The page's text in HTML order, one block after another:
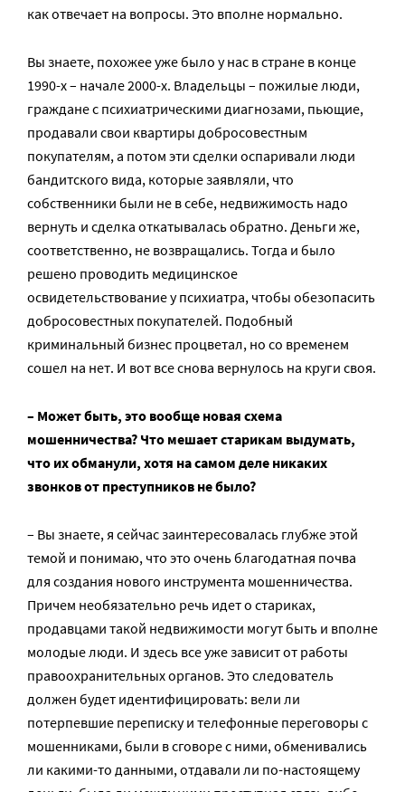
как отвечает на вопросы. Это вполне нормально.
Вы знаете, похожее уже было у нас в стране в конце
1990-х – начале 2000-х. Владельцы – пожилые люди,
граждане с психиатрическими диагнозами, пьющие,
продавали свои квартиры добросовестным
покупателям, а потом эти сделки оспаривали люди
бандитского вида, которые заявляли, что
собственники были не в себе, недвижимость надо
вернуть и сделка откатывалась обратно. Деньги же,
соответственно, не возвращались. Тогда и было
решено проводить медицинское
освидетельствование у психиатра, чтобы обезопасить
добросовестных покупателей. Подобный
криминальный бизнес процветал, но со временем
сошел на нет. И вот все снова вернулось на круги своя.
– Может быть, это вообще новая схема
мошенничества? Что мешает старикам выдумать,
что их обманули, хотя на самом деле никаких
звонков от преступников не было?
– Вы знаете, я сейчас заинтересовалась глубже этой
темой и понимаю, что это очень благодатная почва
для создания нового инструмента мошенничества.
Причем необязательно речь идет о стариках,
продавцами такой недвижимости могут быть и вполне
молодые люди. И здесь все уже зависит от работы
правоохранительных органов. Это следователь
должен будет идентифицировать: вели ли
потерпевшие переписку и телефонные переговоры с
мошенниками, были в сговоре с ними, обменивались
ли какими-то данными, отдавали ли по-настоящему